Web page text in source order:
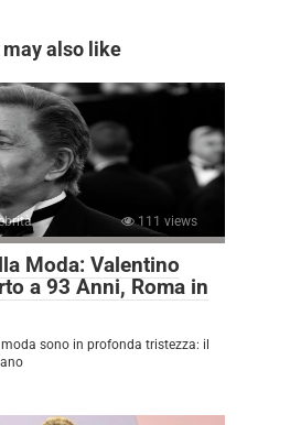
may also like
111 views
Moda: Valentino
a 93 Anni, Roma in
sono in profonda tristezza: il